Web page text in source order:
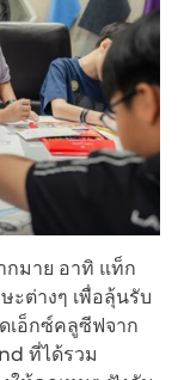
กมาย อาทิ แท็ก
ต่างๆ เพื่อลุ้นรับ
เอ็กซ์คลูซีฟจาก
ที่ได้รวม